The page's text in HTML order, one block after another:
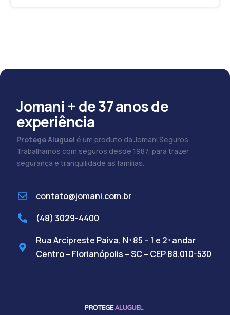
Jomani + de 37 anos de
experiência
Protege Aluguel é um produto da Jomani Seguros.
Trabalhamos com seguros desde 1987, para trazer
segurança e tranquilidade às famílias.
contato@jomani.com.br
(48) 3029-4400
Rua Arcipreste Paiva, Nº 85 – 1 e 2º andar
Centro – Florianópolis – SC – CEP 88.010-530